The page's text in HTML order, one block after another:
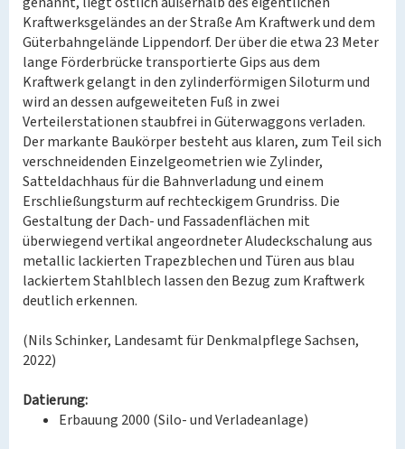
Kraftwerksgeländes an der Straße Am Kraftwerk und dem
Güterbahngelände Lippendorf. Der über die etwa 23 Meter
lange Förderbrücke transportierte Gips aus dem
Kraftwerk gelangt in den zylinderförmigen Siloturm und
wird an dessen aufgeweiteten Fuß in zwei
Verteilerstationen staubfrei in Güterwaggons verladen.
Der markante Baukörper besteht aus klaren, zum Teil sich
verschneidenden Einzelgeometrien wie Zylinder,
Satteldachhaus für die Bahnverladung und einem
Erschließungsturm auf rechteckigem Grundriss. Die
Gestaltung der Dach- und Fassadenflächen mit
überwiegend vertikal angeordneter Aludeckschalung aus
metallic lackierten Trapezblechen und Türen aus blau
lackiertem Stahlblech lassen den Bezug zum Kraftwerk
deutlich erkennen.
(Nils Schinker, Landesamt für Denkmalpflege Sachsen,
2022)
Datierung:
Erbauung 2000 (Silo- und Verladeanlage)